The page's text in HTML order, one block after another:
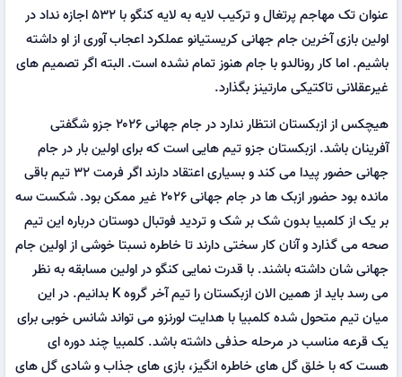
عنوان تک مهاجم پرتغال و ترکیب لایه به لایه کنگو با ۵۳۲ اجازه نداد در
اولین بازی آخرین جام جهانی کریستیانو عملکرد اعجاب آوری از او داشته
باشیم. اما کار رونالدو با جام هنوز تمام نشده است. البته اگر تصمیم های
غیرعقلانی تاکتیکی مارتینز بگذارد.
هیچکس از ازبکستان انتظار ندارد در جام جهانی ۲۰۲۶ جزو شگفتی
آفرینان باشد. ازبکستان جزو تیم هایی است که برای اولین بار در جام
جهانی حضور پیدا می کند و بسیاری اعتقاد دارند اگر فرمت ۳۲ تیم باقی
مانده بود حضور ازبک ها در جام جهانی ۲۰۲۶ غیر ممکن بود. شکست سه
بر یک از کلمبیا بدون شک بر شک و تردید فوتبال دوستان درباره این تیم
صحه می گذارد و آنان کار سختی دارند تا خاطره نسبتا خوشی از اولین جام
جهانی شان داشته باشند. با قدرت نمایی کنگو در اولین مسابقه به نظر
می رسد باید از همین الان ازبکستان را تیم آخر گروه K بدانیم. در این
میان تیم متحول شده کلمبیا با هدایت لورنزو می تواند شانس خوبی برای
یک قرعه مناسب در مرحله حذفی داشته باشد. کلمبیا چند دوره ای
هست که با خلق گل های خاطره انگیز، بازی های جذاب و شادی گل های